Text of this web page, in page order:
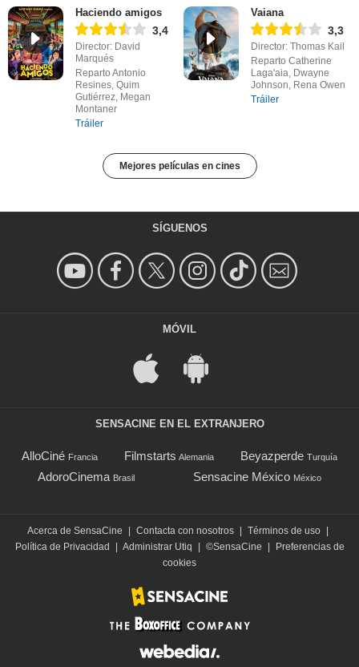
Haciendo amigos
3,4
Director: David
Marqués
Reparto Antonio
Resines, Quim
Gutiérrez, Megan
Montaner
Tráiler
Vaiana
3,3
Director: Thomas Kail
Reparto Catherine
Laga'aia, Dwayne
Johnson, Rena Owen
Tráiler
Mejores películas en cines
SÍGUENOS
MÓVIL
SENSACINE EN EL EXTRANJERO
AlloCiné Francia Filmstarts Alemania Beyazperde Turquía
AdoroCinema Brasil Sensacine México México
Acerca de SensaCine Contacta con nosotros Términos de uso
Política de Privacidad
Administrar Utiq ©SensaCine
Preferencias de
cookies